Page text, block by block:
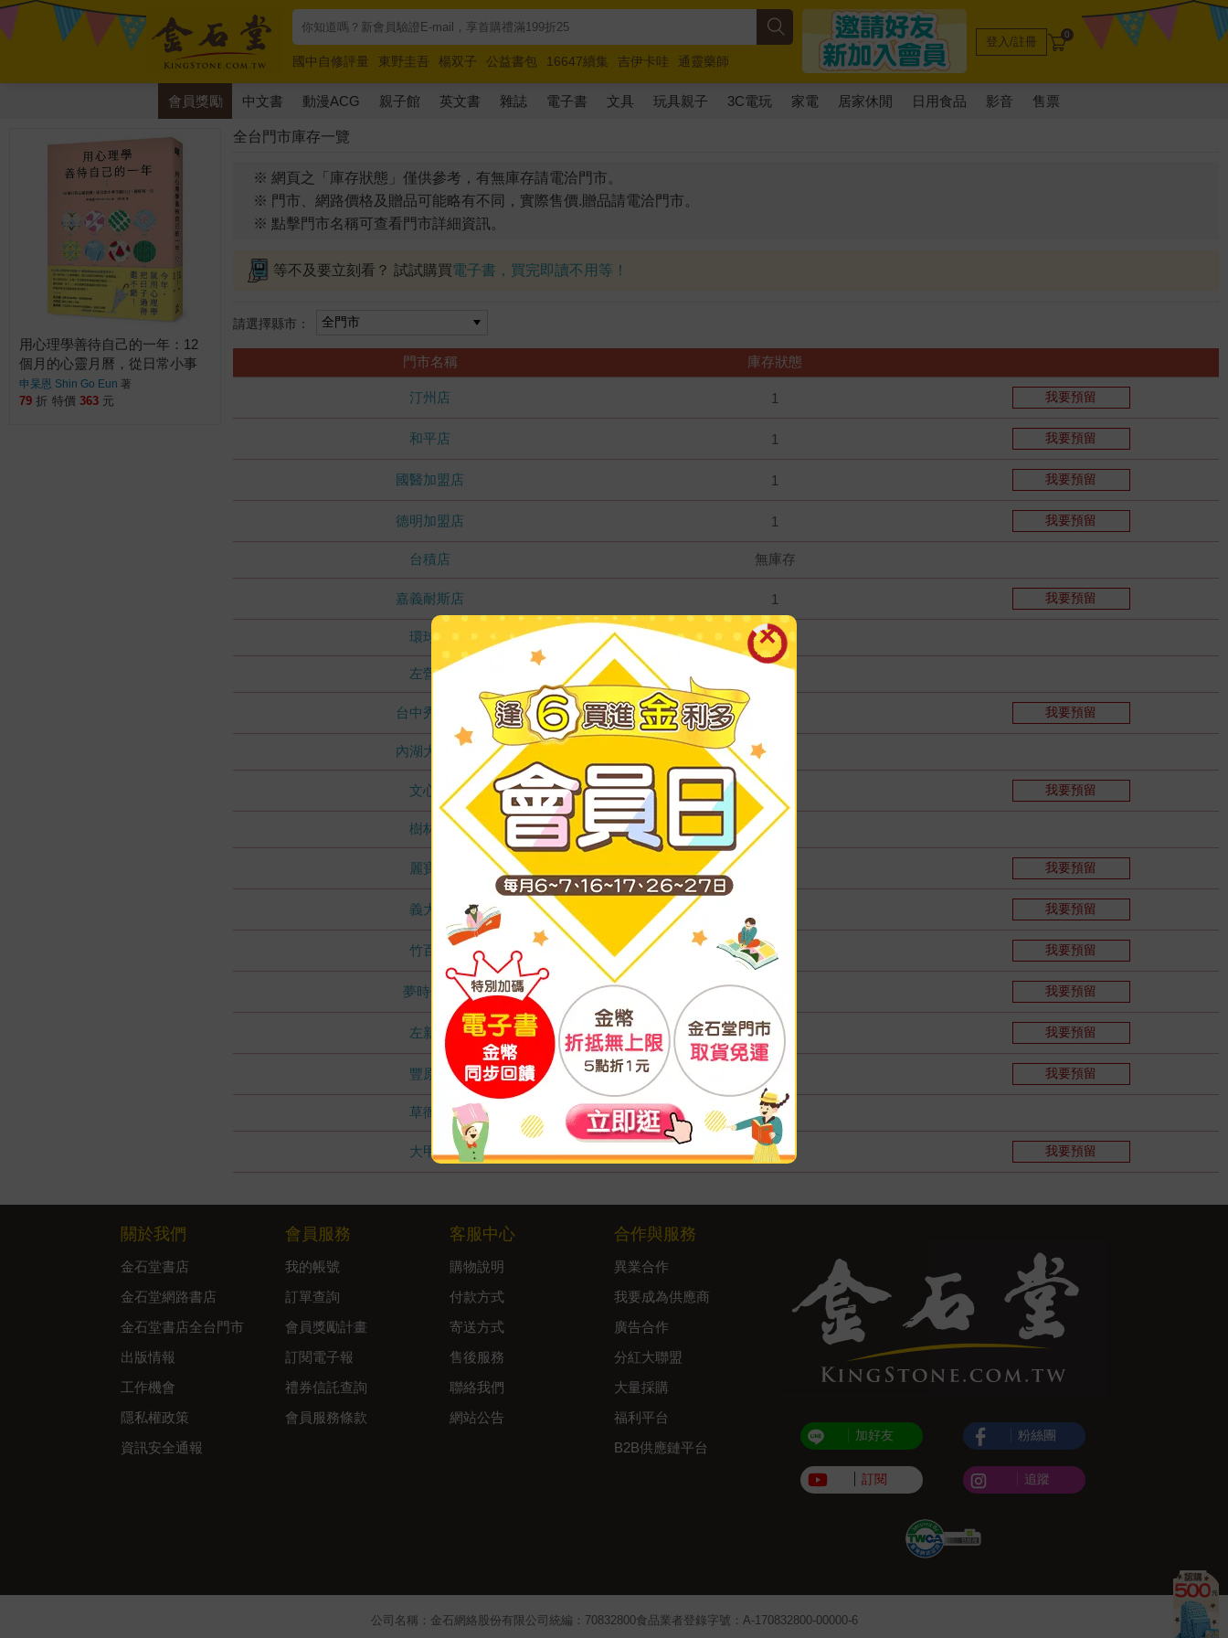
國中自修評量 東野圭吾 楊双子 公益書包 16647續集 吉伊卡哇
通靈藥師
唯紅花綻放
奧德賽 路邊攤新作 馬斯克 玩具總動員5 超慢跑
登入/註冊 0
會員獎勵 中文書 動漫ACG 親子館 英文書 雜誌 電子書 文具 玩具親子 3C電玩 家電 居家休閒 日用食品 影音 售票
全台門市庫存一覽
※ 網頁之「庫存狀態」僅供參考，有無庫存請電洽門市。
※ 門市、網路價格及贈品可能略有不同，實際售價.贈品請電洽門市。
※ 點擊門市名稱可查看門市詳細資訊。
等不及要立刻看？ 試試購買電子書，買完即讀不用等！
請選擇縣市：
門市名稱 庫存狀態
汀州店 1 我要預留
和平店 1 我要預留
國醫加盟店 1 我要預留
德明加盟店 1 我要預留
台積店 無庫存
嘉義耐斯店 1 我要預留
環球店 無庫存
左營店 無庫存
台中秀泰店 我要預留
內湖大潤發 無庫存
文心店 1 我要預留
樹林店 無庫存
麗寶店 我要預留
義大店 我要預留
竹百店 2 我要預留
夢時代店 我要預留
左新店 我要預留
豐原店 1 我要預留
草衙店 無庫存
大甲店 2 我要預留
用心理學善待自己的一年：12
個月的心靈月曆，從日常小事
守護自己，過好每一天
申杲恩 Shin Go Eun 著
79 折 特價 363 元
關於我們
金石堂書店
金石堂網路書店
金石堂書店全台門市
出版情報
工作機會
隱私權政策
資訊安全通報
會員服務
我的帳號
訂單查詢
會員獎勵計畫
訂閱電子報
禮券信託查詢
會員服務條款
客服中心
購物說明
付款方式
寄送方式
售後服務
聯絡我們
網站公告
合作與服務
異業合作
我要成為供應商
廣告合作
分紅大聯盟
大量採購
福利平台
B2B供應鏈平台
加好友
訂閱
粉絲團
追蹤
公司名稱：金石網絡股份有限公司 統編：70832800食品業者登錄字號：A-170832800-00000-6